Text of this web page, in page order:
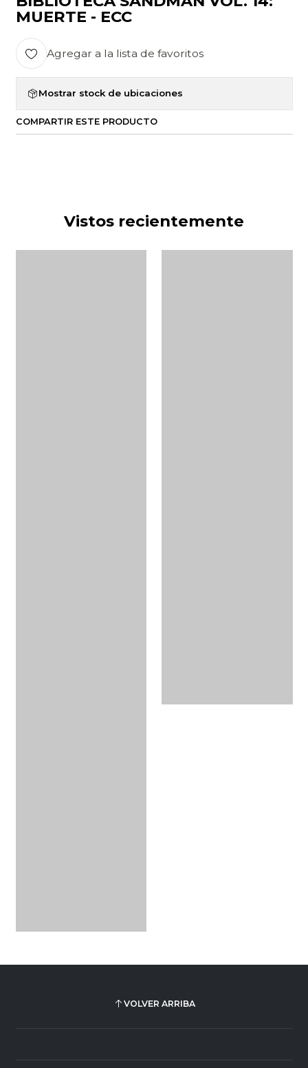
MUERTE - ECC
Agregar a la lista de favoritos
Mostrar stock de ubicaciones
COMPARTIR ESTE PRODUCTO
Vistos recientemente
VOLVER ARRIBA